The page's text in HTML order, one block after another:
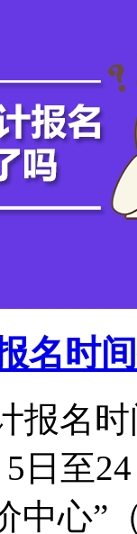
名时
报名
日至
中心”